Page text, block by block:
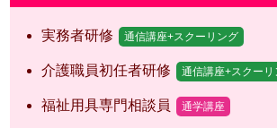
実務者研修 通信講座+スクーリング
介護職員初任者研修 通信講座+スクーリ
福祉用具専門相談員 通学講座